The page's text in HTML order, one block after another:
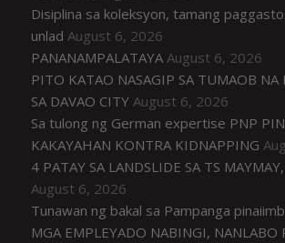
Disiplina sa koleksyon, tamang
unlad August 6, 2026
PANANAMPALATAYA August 6, 2026
PITO KATAO NASAGIP SA TUMAOB NA
SA DAVAO CITY August 6, 2026
Sa tulong ng German expertise PNP
KAKAYAHAN KONTRA KIDNAPPING
4 PATAY SA LANDSLIDE SA TS
August 6, 2026
Tunawan ng bakal sa Pampanga
MGA EMPLEYADO NABINGI, NANLABO